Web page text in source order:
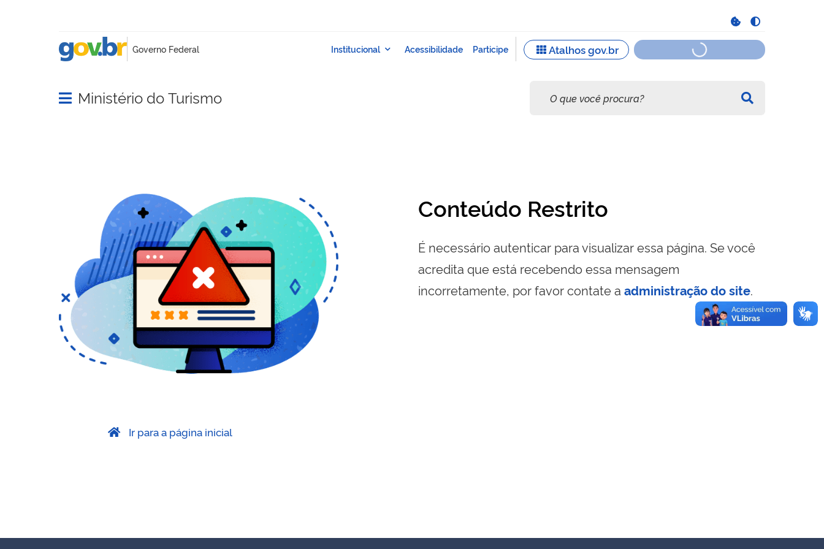
Abrir menu principal de navegação
Ministério do Turismo
Conteúdo Restrito
É necessário autenticar para visualizar essa página. Se você
acredita que está recebendo essa mensagem
incorretamente, por favor contate a administração do site.
Ir para a página inicial